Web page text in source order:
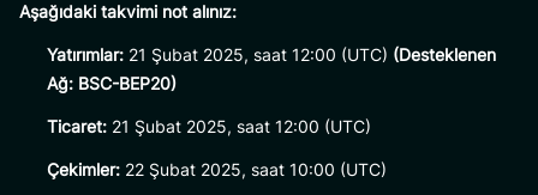
Aşağıdaki takvimi not alınız:
Yatırımlar: 21 Şubat 2025, saat 12:00 (UTC) (Desteklenen
Ağ: BSC-BEP20)
Ticaret: 21 Şubat 2025, saat 12:00 (UTC)
Çekimler: 22 Şubat 2025, saat 10:00 (UTC)